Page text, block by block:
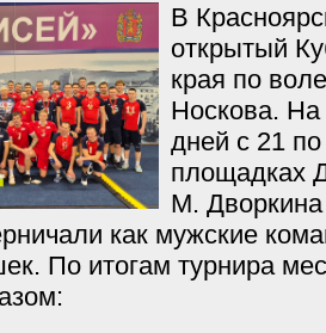
В
открытый
края по
Носкова. На
дней с 21
площадках
М.
как мужские
По итогам турнира